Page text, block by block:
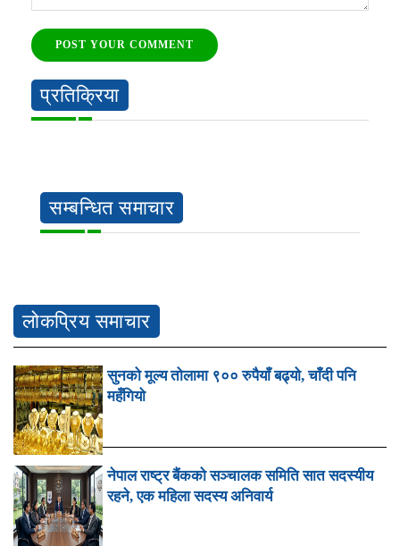
POST YOUR COMMENT
प्रतिक्रिया
सम्बन्धित समाचार
लोकप्रिय समाचार
सुनको मूल्य तोलामा ९०० रुपैयाँ बढ्यो, चाँदी पनि
महँगियो
नेपाल राष्ट्र बैंकको सञ्चालक समिति सात सदस्यीय
रहने, एक महिला सदस्य अनिवार्य